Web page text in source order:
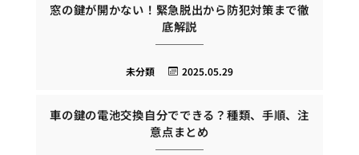
窓の鍵が開かない！緊急脱出から防犯対策まで徹
底解説
2025.05.29
未分類
車の鍵の電池交換自分でできる？種類、手順、注
意点まとめ